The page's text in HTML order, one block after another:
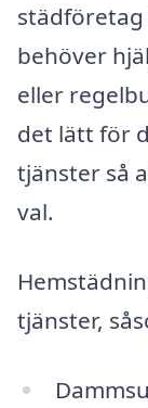
behöver
eller
det lätt för
tjänster så
val.
tjänster,